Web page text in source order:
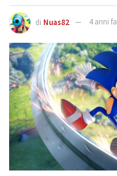
di Nuas82 4 anni fa